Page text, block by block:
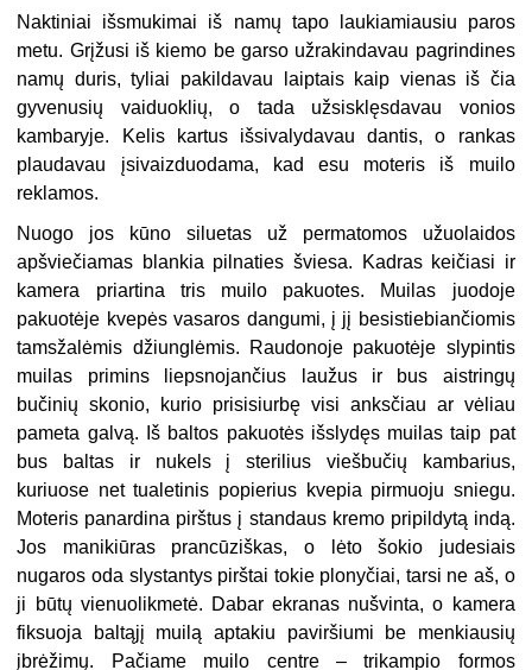
Naktiniai išsmukimai iš namų tapo laukiamiausiu paros
metu. Grįžusi iš kiemo be garso užrakindavau pagrindines
namų duris, tyliai pakildavau laiptais kaip vienas iš čia
gyvenusių vaiduoklių, o tada užsisklęsdavau vonios
kambaryje. Kelis kartus išsivalydavau dantis, o rankas
plaudavau įsivaizduodama, kad esu moteris iš muilo
reklamos.
Nuogo jos kūno siluetas už permatomos užuolaidos
apšviečiamas blankia pilnaties šviesa. Kadras keičiasi ir
kamera priartina tris muilo pakuotes. Muilas juodoje
pakuotėje kvepės vasaros dangumi, į jį besistiebiančiomis
tamsžalėmis džiunglėmis. Raudonoje pakuotėje slypintis
muilas primins liepsnojančius laužus ir bus aistringų
bučinių skonio, kurio prisisiurbę visi anksčiau ar vėliau
pameta galvą. Iš baltos pakuotės išslydęs muilas taip pat
bus baltas ir nukels į sterilius viešbučių kambarius,
kuriuose net tualetinis popierius kvepia pirmuoju sniegu.
Moteris panardina pirštus į standaus kremo pripildytą indą.
Jos manikiūras prancūziškas, o lėto šokio judesiais
nugaros oda slystantys pirštai tokie plonyčiai, tarsi ne aš, o
ji būtų vienuolikmetė. Dabar ekranas nušvinta, o kamera
fiksuoja baltąjį muilą aptakiu paviršiumi be menkiausių
įbrėžimų. Pačiame muilo centre – trikampio formos